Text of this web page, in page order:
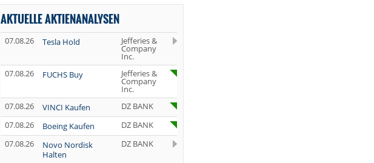
AKTUELLE AKTIENANALYSEN
07.08.26 Tesla Hold Jefferies &
Company
Inc.
07.08.26
FUCHS Buy Jefferies &
Company
Inc.
07.08.26
VINCI Kaufen
DZ BANK
07.08.26
Boeing Kaufen
DZ BANK
07.08.26
Novo Nordisk
Halten
DZ BANK